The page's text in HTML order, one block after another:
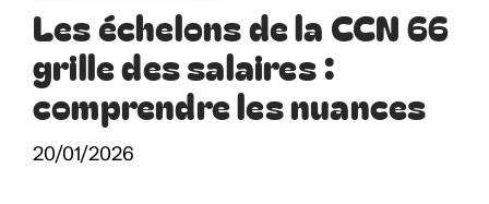
Les échelons de la CCN 66
grille des salaires :
comprendre les nuances
20/01/2026